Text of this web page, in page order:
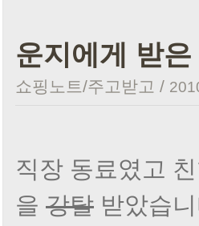
운지에게 받
쇼핑노트/주고받고 /
직장 동료였고
을 강탈 받았습